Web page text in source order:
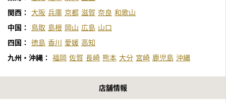
関西： 大阪 兵庫 京都 滋賀 奈良 和歌山
中国：
鳥取 島根 岡山 広島 山口
四国： 徳島 香川 愛媛 高知
九州・沖縄： 福岡 佐賀 長崎 熊本 大分 宮崎 鹿児島 沖縄
店舗情報